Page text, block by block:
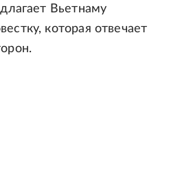
Вьетнаму
которая отвечает